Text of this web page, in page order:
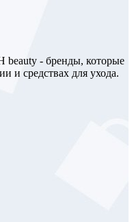
beauty - бренды, которые
и средствах для ухода.